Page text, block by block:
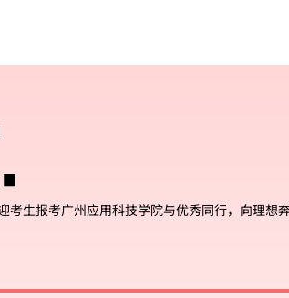
考生报考广州应用科技学院与优秀同行，向理想